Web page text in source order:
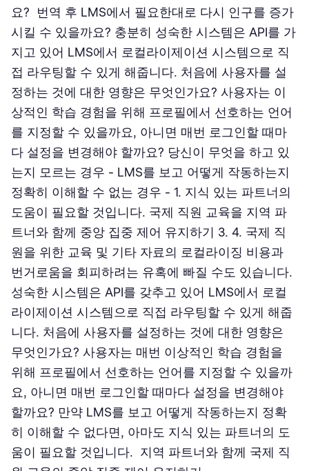
요? 번역 후 LMS에서 필요한대로 다시 인구를 증가
시킬 수 있을까요? 충분히 성숙한 시스템은 API를 가
지고 있어 LMS에서 로컬라이제이션 시스템으로 직
접 라우팅할 수 있게 해줍니다. 처음에 사용자를 설
정하는 것에 대한 영향은 무엇인가요? 사용자는 이
상적인 학습 경험을 위해 프로필에서 선호하는 언어
를 지정할 수 있을까요, 아니면 매번 로그인할 때마
다 설정을 변경해야 할까요? 당신이 무엇을 하고 있
는지 모르는 경우 - LMS를 보고 어떻게 작동하는지
정확히 이해할 수 없는 경우 - 1. 지식 있는 파트너의
도움이 필요할 것입니다. 국제 직원 교육을 지역 파
트너와 함께 중앙 집중 제어 유지하기 3. 4. 국제 직
원을 위한 교육 및 기타 자료의 로컬라이징 비용과
번거로움을 회피하려는 유혹에 빠질 수도 있습니다.
성숙한 시스템은 API를 갖추고 있어 LMS에서 로컬
라이제이션 시스템으로 직접 라우팅할 수 있게 해줍
니다. 처음에 사용자를 설정하는 것에 대한 영향은
무엇인가요? 사용자는 매번 이상적인 학습 경험을
위해 프로필에서 선호하는 언어를 지정할 수 있을까
요, 아니면 매번 로그인할 때마다 설정을 변경해야
할까요? 만약 LMS를 보고 어떻게 작동하는지 정확
히 이해할 수 없다면, 아마도 지식 있는 파트너의 도
움이 필요할 것입니다. 지역 파트너와 함께 국제 직